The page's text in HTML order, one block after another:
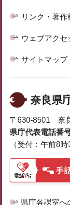
リンク・著
ウェブアクセ
サイトマップ
奈良県
〒630-8501 奈
県庁代表電話番
（受付：午前8
県庁各課室へ